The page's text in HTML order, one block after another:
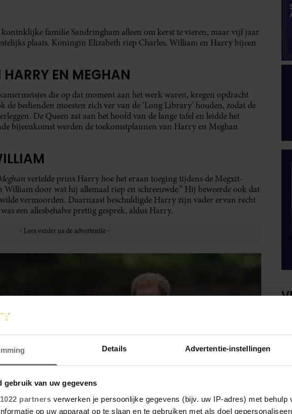
Details Advertentie-instellingen
gebruik van uw gegevens
partners verwerken je persoonlijke gegevens (bijv. uw IP-adres) met behulp
op uw apparaat op te slaan en te gebruiken met als doel
koninklijke familie Sandringham alleen om kerst te vieren, maar vijf jaar
plaats. Koningin Elizabeth riep Charles, William en Harry bijeen
EN MEGHAN
die op dat moment aan het werk waren, kregen opdracht
de bedienden moesten zich ver van de ‘Long Library’ houden, zodat de
De Queen zat aan het hoofd van de lange tafel en leidde het
bijeenkomst werden de toekomstplannen van Harry en Meghan
vertelde prins Harry hoe het eraan toeging tijdens de Megxit-
door wat hij allemaal riep en schreeuwde.” Hij beweerde ook dat
vermoorden. Daarnaast beschuldigde Harry zijn vader ervan recht
een allesbehalve prettig gesprek, aldus Harry.